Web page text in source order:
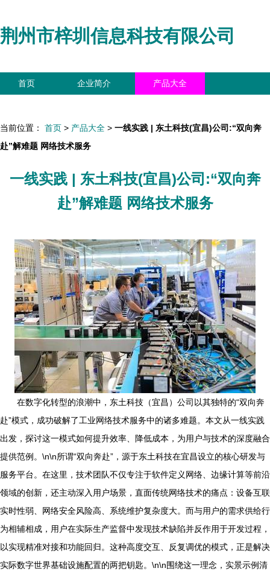
荆州市梓圳信息科技有限公司
首页 企业简介 产品大全
当前位置： 首页 > 产品大全 > 一线实践 | 东土科技(宜昌)公司:“双向奔
赴”解难题 网络技术服务
一线实践 | 东土科技(宜昌)公司:“双向奔
赴”解难题 网络技术服务
在数字化转型的浪潮中，东土科技（宜昌）公司以其独特的“双向奔
赴”模式，成功破解了工业网络技术服务中的诸多难题。本文从一线实践
出发，探讨这一模式如何提升效率、降低成本，为用户与技术的深度融合
提供范例。\n\n所谓“双向奔赴”，源于东土科技在宜昌设立的核心研发与
服务平台。在这里，技术团队不仅专注于软件定义网络、边缘计算等前沿
领域的创新，还主动深入用户场景，直面传统网络技术的痛点：设备互联
实时性弱、网络安全风险高、系统维护复杂度大。而与用户的需求供给行
为相辅相成，用户在实际生产监督中发现技术缺陷并反作用于开发过程，
以实现精准对接和功能回归。这种高度交互、反复调优的模式，正是解决
实际数字世界基础设施配置的两把钥匙。\n\n围绕这一理念，实景示例清